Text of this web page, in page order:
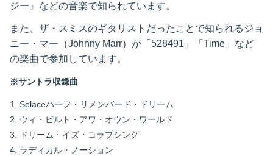
ジー』などの音楽で知られています。
また、ザ・スミスのギタリストだったことで知られるジョ
ニー・マー（Johnny Marr）が「528491」「Time」など
の楽曲で参加しています。
※サントラ収録曲
1. Solaceハーフ・リメンバード・ドリーム
2. ウィ・ビルト・アワ・オウン・ワールド
3. ドリーム・イズ・コラプシング
4. ラディカル・ノーション